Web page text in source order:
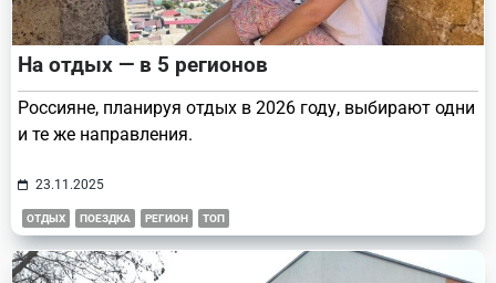
На отдых — в 5 регионов
Россияне, планируя отдых в 2026 году, выбирают одни
и те же направления.
23.11.2025
ОТДЫХ ПОЕЗДКА РЕГИОН ТОП